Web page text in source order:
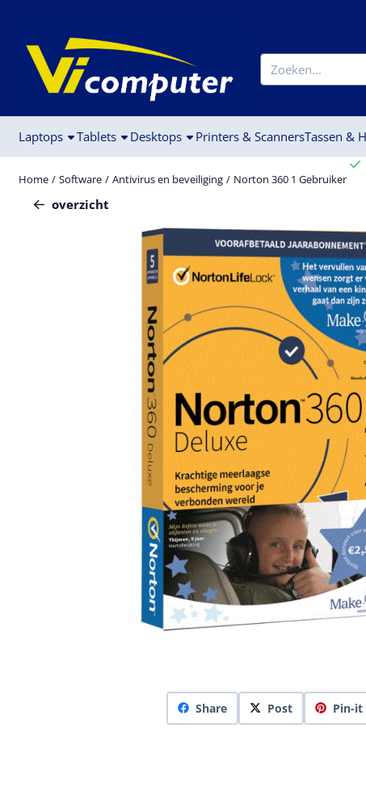
Zoeken
Laptops Tablets Desktops Printers & ScannersTassen &
Home / Software / Antivirus en beveiliging / Norton 360 1 Gebruiker
overzicht
Share Post Pin-it